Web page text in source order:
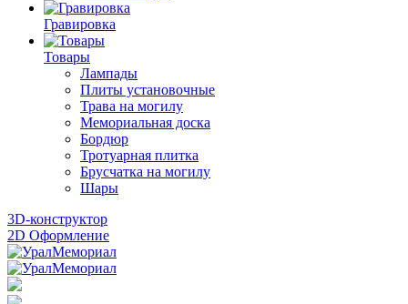
Гравировка
Товары
Лампады
Плиты установочные
Трава на могилу
Мемориальная доска
Бордюр
Тротуарная плитка
Брусчатка на могилу
Шары
3D-конструктор
2D Оформление